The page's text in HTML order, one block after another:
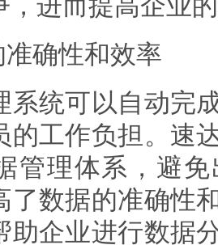
确性和效率
系统可以自动完
的工作负担。速
管理体系，避
了数据的准确性
助企业进行数据